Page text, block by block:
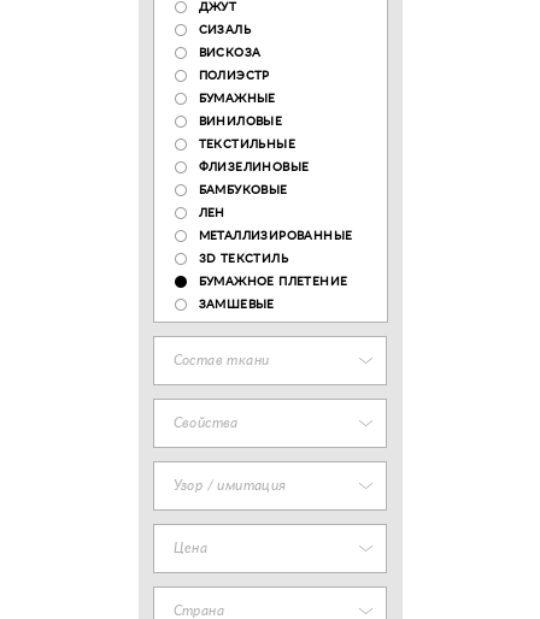
ДЖУТ
СИЗАЛЬ
ВИСКОЗА
ПОЛИЭСТР
БУМАЖНЫЕ
ВИНИЛОВЫЕ
ТЕКСТИЛЬНЫЕ
ФЛИЗЕЛИНОВЫЕ
БАМБУКОВЫЕ
ЛЕН
МЕТАЛЛИЗИРОВАННЫЕ
3D ТЕКСТИЛЬ
БУМАЖНОЕ ПЛЕТЕНИЕ
ЗАМШЕВЫЕ
Состав ткани
Свойства
Узор / имитация
Цена
Страна